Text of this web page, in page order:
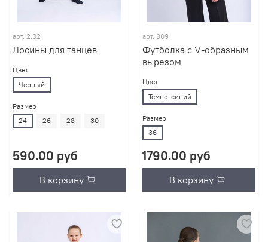
арт. 2.02
Лосины для танцев
Цвет
Черный
Размер
24
26 28 30
590.00 руб
В корзину
арт. 809
Футболка с V-образным
вырезом
Цвет
Темно-синий
Размер
36
1790.00 руб
В корзину